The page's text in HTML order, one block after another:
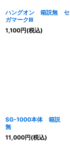
ハングオン 箱説無 セ
ガマークIII
1,100円(税込)
SG-1000本体 箱説
無
11,000円(税込)